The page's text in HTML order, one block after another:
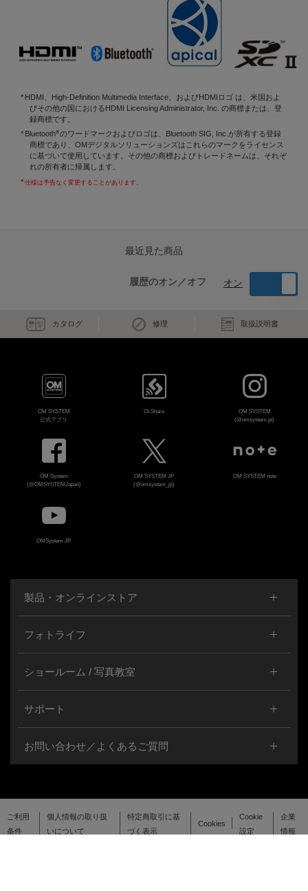
HDMI、High-Definition Multimedia Interface、およびHDMIロゴ は、米国およ
びその他の国におけるHDMI Licensing Administrator, Inc. の商標または、登
録商標です。
Bluetooth®のワードマークおよびロゴは、Bluetooth SIG, Inc.が所有する登録
商標であり、OMデジタルソリューションズはこれらのマークをライセンス
に基づいて使用しています。その他の商標およびトレードネームは、それぞ
れの所有者に帰属します。
仕様は予告なく変更することがあります。
最近見た商品
履歴のオン／オフ オン
カタログ 修理 取扱説明書
OM SYSTEM
公式アプリ
OI.Share
OM SYSTEM
(@omsystem.jp)
OM System
(@OMSYSTEMJapan)
OM SYSTEM JP
(@omsystem_jp)
OM SYSTEM note
OMSystem JP
製品・オンラインストア
フォトライフ
ショールーム / 写真教室
サポート
お問い合わせ／よくあるご質問
ご利用
条件
個人情報の取り扱
いについて
特定商取引に基
づく表示
Cookies
Cookie
設定
企業
情報